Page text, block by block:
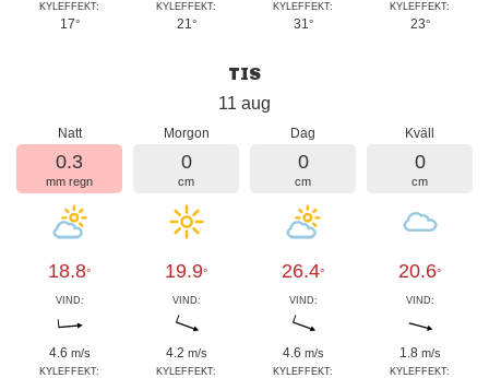
KYLEFFEKT:
17°
KYLEFFEKT:
21°
KYLEFFEKT:
31°
KYLEFFEKT:
23°
TIS
11 aug
Natt
0.3
mm regn
18.8°
VIND:
4.6 m/s
KYLEFFEKT:
Morgon
0
cm
19.9°
VIND:
4.2 m/s
KYLEFFEKT:
Dag
0
cm
26.4°
VIND:
4.6 m/s
KYLEFFEKT:
Kväll
0
cm
20.6°
VIND:
1.8 m/s
KYLEFFEKT: